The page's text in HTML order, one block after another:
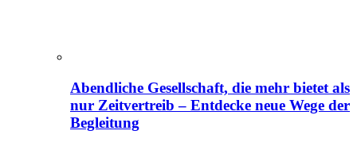
Abendliche Gesellschaft, die mehr bietet als
nur Zeitvertreib – Entdecke neue Wege der
Begleitung